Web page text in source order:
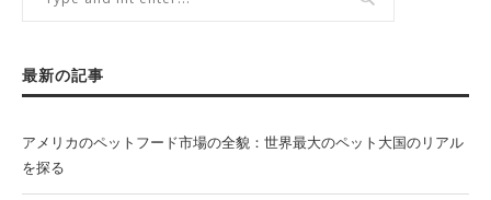
最新の記事
アメリカのペットフード市場の全貌：世界最大のペット大国のリアル
を探る